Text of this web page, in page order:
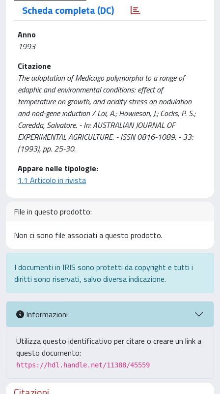
Scheda completa (DC)
Anno
1993
Citazione
The adaptation of Medicago polymorpha to a range of
edaphic and environmental conditions: effect of
temperature on growth, and acidity stress on nodulation
and nod-gene induction / Loi, A.; Howieson, J.; Cocks, P. S.;
Caredda, Salvatore. - In: AUSTRALIAN JOURNAL OF
EXPERIMENTAL AGRICULTURE. - ISSN 0816-1089. - 33:
(1993), pp. 25-30.
Appare nelle tipologie:
1.1 Articolo in rivista
File in questo prodotto:
Non ci sono file associati a questo prodotto.
I documenti in IRIS sono protetti da copyright e tutti i
diritti sono riservati, salvo diversa indicazione.
Informazioni
Utilizza questo identificativo per citare o creare un link a
questo documento:
https://hdl.handle.net/11388/45559